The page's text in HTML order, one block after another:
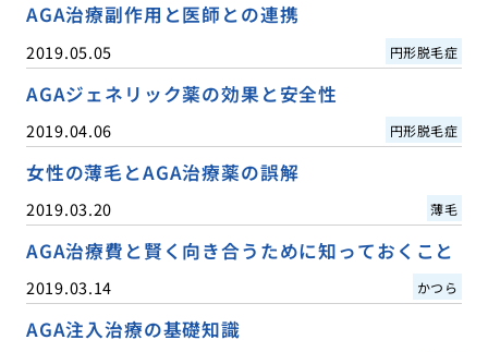
AGA治療副作用と医師との連携
2019.05.05 円形脱毛症
AGAジェネリック薬の効果と安全性
2019.04.06 円形脱毛症
女性の薄毛とAGA治療薬の誤解
2019.03.20 薄毛
AGA治療費と賢く向き合うために知っておくこと
2019.03.14 かつら
AGA注入治療の基礎知識